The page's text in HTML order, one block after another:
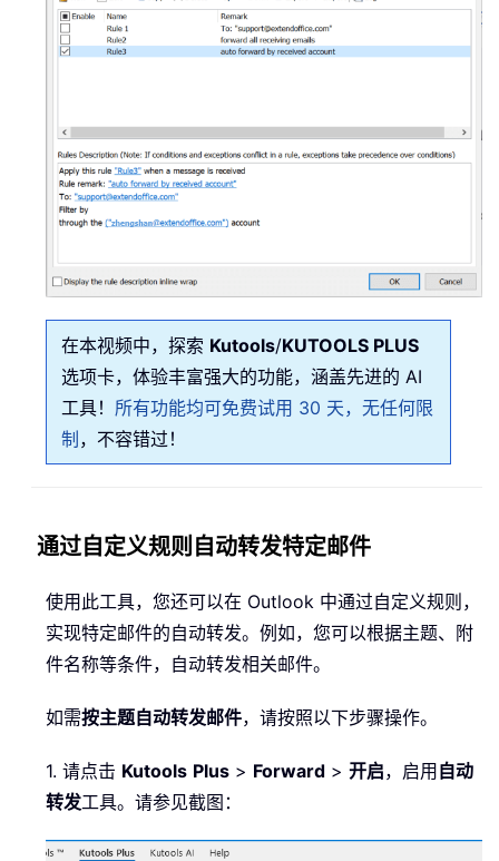
在本视频中，探索 Kutools/KUTOOLS PLUS
选项卡，体验丰富强大的功能，涵盖先进的 AI
工具！ 所有功能均可免费试用 30 天，无任何限
制 ，不容错过！
通过自定义规则自动转发特定邮件
使用此工具，您还可以在 Outlook 中通过自定义规则，
实现特定邮件的自动转发。例如，您可以根据主题、附
件名称等条件，自动转发相关邮件。
如需按主题自动转发邮件，请按照以下步骤操作。
1. 请点击 Kutools Plus > Forward > 开启，启用 自动
转发工具。请参见截图：